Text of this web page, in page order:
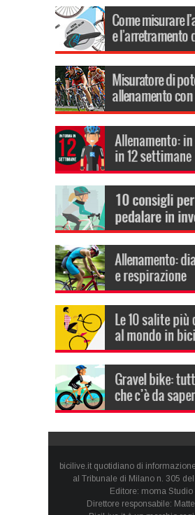
bicilive.it quotidiano di
al Tribunale di Milano n. 305
Editore: moma Studio
Direttore responsabile: